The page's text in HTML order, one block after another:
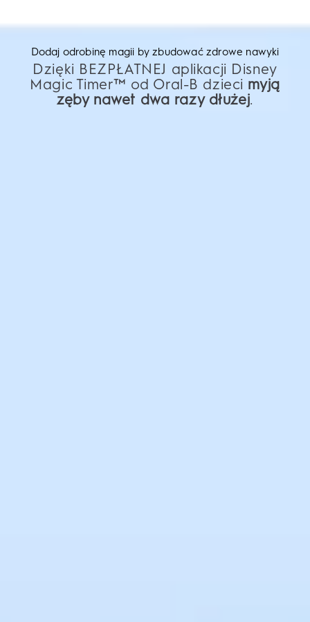
Dodaj odrobinę magii by zbudować zdrowe nawyki
Dzięki BEZPŁATNEJ aplikacji Disney
Magic Timer™ od Oral-B dzieci myją
zęby nawet dwa razy dłużej.